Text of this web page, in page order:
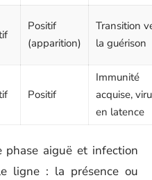
Positif
(apparition)
Transition
la guérison
Positif
Immunité
acquise,
en latence
aiguë et infection
ligne : la présence ou